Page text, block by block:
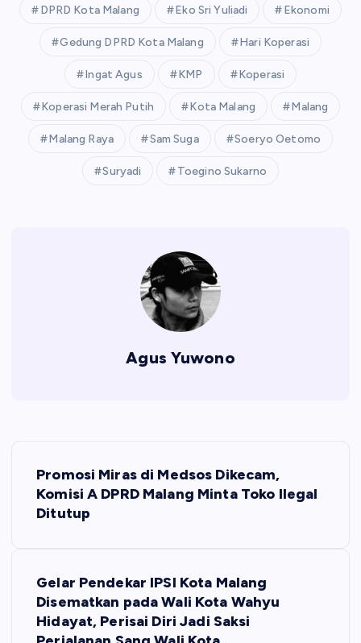
DPRD Kota Malang Eko Sri Yuliadi Ekonomi
Gedung DPRD Kota Malang Hari Koperasi
Ingat Agus KMP Koperasi
Koperasi Merah Putih Kota Malang Malang
Malang Raya Sam Suga Soeryo Oetomo
Suryadi Toegino Sukarno
Agus Yuwono
Promosi Miras di Medsos Dikecam,
Komisi A DPRD Malang Minta Toko Ilegal
Ditutup
Gelar Pendekar IPSI Kota Malang
Disematkan pada Wali Kota Wahyu
Hidayat, Perisai Diri Jadi Saksi